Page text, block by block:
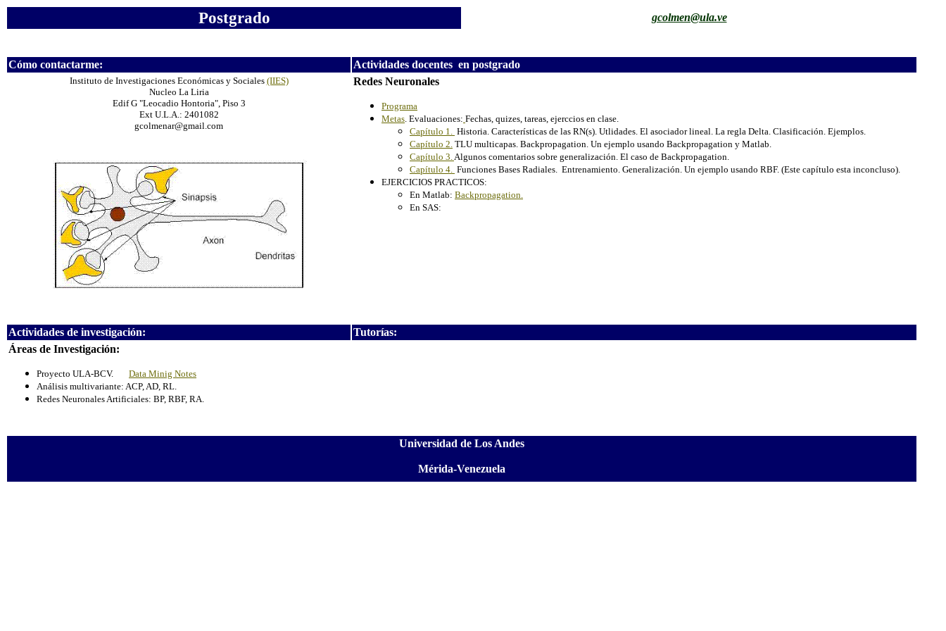
Postgrado gcolmen@ula.ve
Cómo contactarme: Actividades docentes en postgrado
Instituto de Investigaciones Económicas y Sociales (IIES)
Nucleo La Liria
Edif G "Leocadio Hontoria", Piso 3
Ext U.L.A.: 2401082
gcolmenar@gmail.com
Redes Neuronales
Programa
Metas. Evaluaciones: Fechas, quizes, tareas, ejerccios en clase.
Capítulo 1. Historia. Características de las RN(s). Utlidades. El asociador lineal. La regla Delta. Clasificación. Ejemplos.
Capítulo 2. TLU multicapas. Backpropagation. Un ejemplo usando Backpropagation y Matlab.
Capítulo 3.Algunos comentarios sobre generalización. El caso de Backpropagation.
Capítulo 4. Funciones Bases Radiales. Entrenamiento. Generalización. Un ejemplo usando RBF. (Este capítulo esta inconcluso).
EJERCICIOS PRACTICOS:
En Matlab: Backpropagation.
En SAS:
Actividades de investigación:
Tutorías:
Áreas de Investigación:
Proyecto ULA-BCV.
Data Minig Notes
Análisis multivariante: ACP, AD, RL.
Redes Neuronales Artificiales: BP, RBF, RA.
Universidad de Los Andes
Mérida-Venezuela